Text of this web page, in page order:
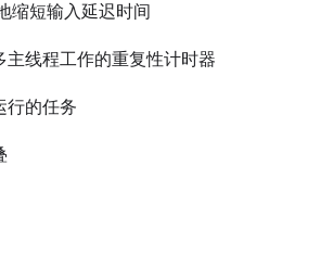
缩短输入延迟时间
主线程工作的重复性计时器
行的任务